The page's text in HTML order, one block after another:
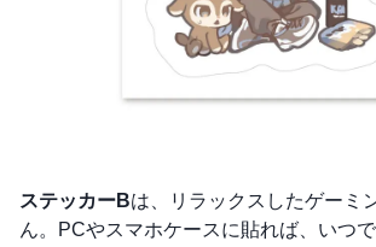
ステッカーBは、リラックスしたゲーミ
ん。PCやスマホケースに貼れば、いつ